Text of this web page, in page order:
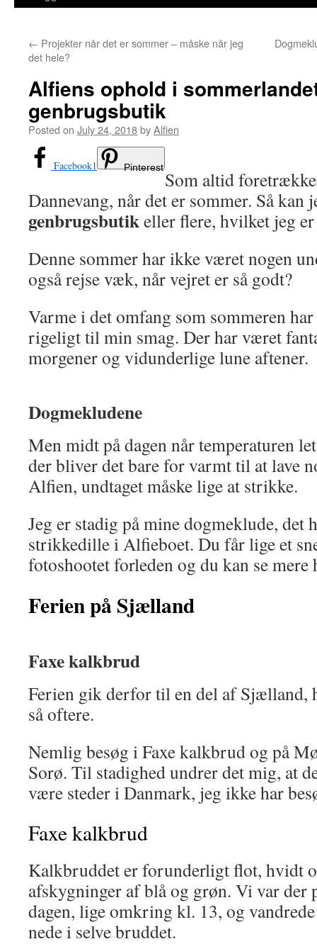
← Projekter når det er sommer – måske når jeg
det hele?
Alfiens ophold i
genbrugsbutik
Posted on July 24, 2018byAlfien
Facebook1 PinterestSom altid
Dannevang, når det er sommer. Så kan
genbrugsbutikeller flere, hvilket jeg
Denne sommer har ikke været nogen
også rejse væk, når vejret er så godt?
Varme i det omfang som sommeren
rigeligt til min smag. Der har været
morgener og vidunderlige lune aftener.
Dogmekludene
Men midt på dagen når temperaturen
der bliver det bare for varmt til at lave
Alfien, undtaget måske lige at strikke.
Jeg er stadig på mine dogmeklude, det
strikkedille i Alfieboet. Du får lige et
fotoshootet forleden og du kan se mere
Ferien på Sjælland
Faxe kalkbrud
Ferien gik derfor til en del af Sjælland,
så oftere.
Nemlig besøg i Faxe kalkbrud og på
Sorø. Til stadighed undrer det mig, at
være steder i Danmark, jeg ikke har
Faxe kalkbrud
Kalkbruddet er forunderligt flot, hvidt
afskygninger af blå og grøn. Vi var der
dagen, lige omkring kl. 13, og
nede i selve bruddet.